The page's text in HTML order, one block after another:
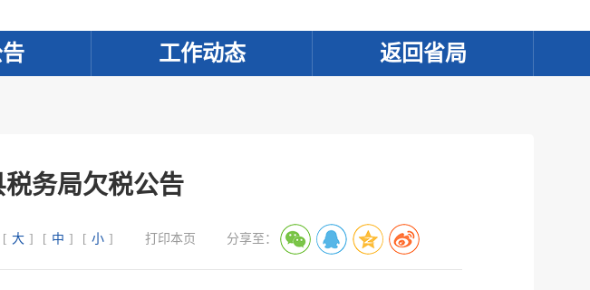
工作动态 返回省局
务局欠税公告
[ 大 ] [ 中 ] [ 小 ] 打印本页 分享至：